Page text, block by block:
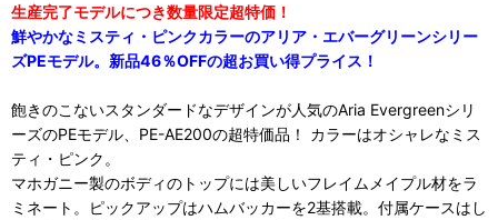
生産完了モデルにつき数量限定超特価！
鮮やかなミスティ・ピンクカラーのアリア・エバーグリーンシリー
ズPEモデル。新品46％OFFの超お買い得プライス！
飽きのこないスタンダードなデザインが人気のAria Evergreenシリ
ーズのPEモデル、PE-AE200の超特価品！ カラーはオシャレなミス
ティ・ピンク。
マホガニー製のボディのトップには美しいフレイムメイプル材をラ
ミネート。ピックアップはハムバッカーを2基搭載。付属ケースはし